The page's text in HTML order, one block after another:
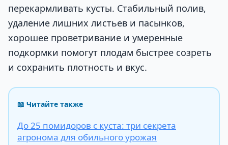
перекармливать кусты. Стабильный полив,
удаление лишних листьев и пасынков,
хорошее проветривание и умеренные
подкормки помогут плодам быстрее созреть
и сохранить плотность и вкус.
📖 Читайте также
До 25 помидоров с куста: три секрета
агронома для обильного урожая